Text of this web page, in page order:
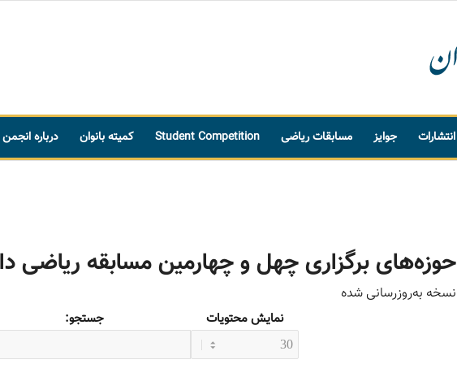
انتشارات جوایز مسابقات ریاضی Student Competition کمیته بانوان درباره انجمن
حوزه‌های برگزاری چهل و چهارمین مسابقه ریاضی
نسخه به‌روزرسانی شده
نمایش محتویات جستجو: